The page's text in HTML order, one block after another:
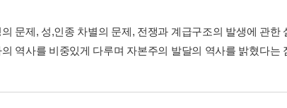
문제, 성,인종 차별의 문제, 전쟁과 계급구조의 발생에 관
역사를 비중있게 다루며 자본주의 발달의 역사를 밝혔다는